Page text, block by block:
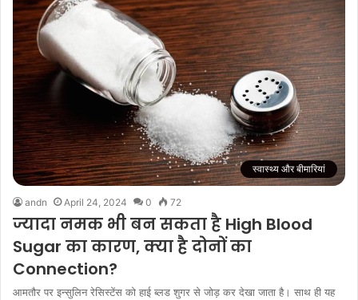
स्वास्थ्य और बीमारियां
andn April 24, 2024 0 72
ज्यादा नमक भी बन सकता है High Blood
Sugar का कारण, क्या है दोनों का
Connection?
आमतौर पर इन्सुलिन रेसिस्टेंस को हाई ब्लड शुगर से जोड़ कर देखा जाता है। साथ ही यह